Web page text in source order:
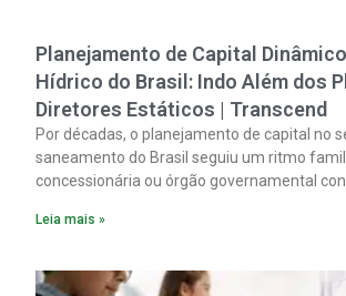
Planejamento de Capital
Hídrico do Brasil: Indo Além dos
Diretores Estáticos | Transcend
Por décadas, o planejamento de capital no
saneamento do Brasil seguiu um ritmo
concessionária ou órgão governamental
Leia mais »